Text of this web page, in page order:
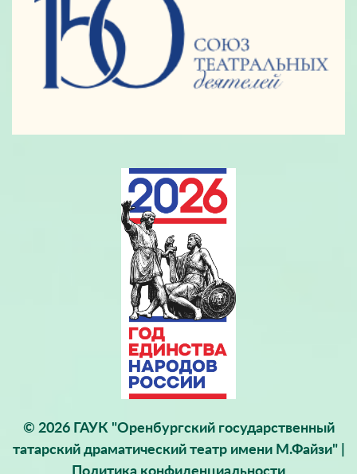
© 2026 ГАУК "Оренбургский государственный
татарский драматический театр имени М.Файзи" |